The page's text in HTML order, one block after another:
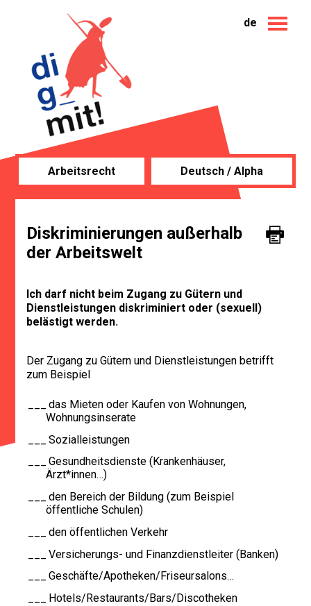
de
Arbeitsrecht Deutsch / Alpha
Diskriminierungen außerhalb
der Arbeitswelt
Ich darf nicht beim Zugang zu Gütern und
Dienstleistungen diskriminiert oder (sexuell)
belästigt werden.
Der Zugang zu Gütern und Dienstleistungen betrifft
zum Beispiel
das Mieten oder Kaufen von Wohnungen,
Wohnungsinserate
Sozialleistungen
Gesundheitsdienste (Krankenhäuser,
Ärzt*innen…)
den Bereich der Bildung (zum Beispiel
öffentliche Schulen)
den öffentlichen Verkehr
Versicherungs- und Finanzdienstleiter (Banken)
Geschäfte/Apotheken/Friseursalons…
Hotels/Restaurants/Bars/Discotheken